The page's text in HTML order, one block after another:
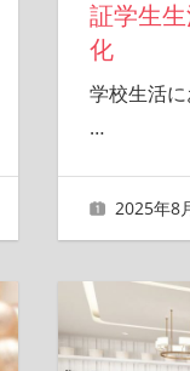
証学生
化
学校生活
…
2025年8